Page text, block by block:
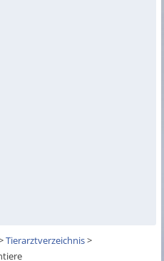
Tierarztverzeichnis>